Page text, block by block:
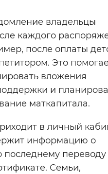
фон
Выключены
ассистент
настройки
владельцы
каждого
после оплаты
Это
вложения
и
маткапитала.
в личный
информацию о
последнему
Семьи,